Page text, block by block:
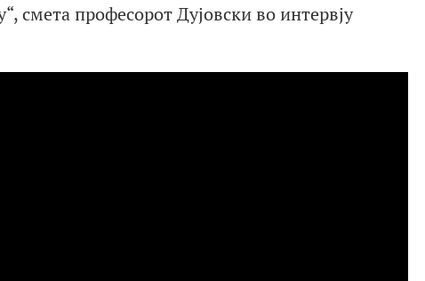
професорот Дујовски во интервју